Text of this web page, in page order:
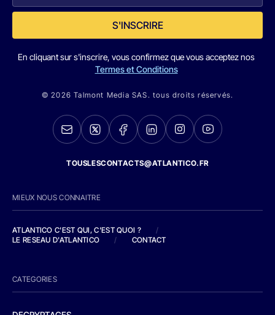
S'INSCRIRE
En cliquant sur s'inscrire, vous confirmez que vous acceptez nos
Termes et Conditions
© 2026 Talmont Media SAS. tous droits réservés.
TOUSLESCONTACTS@ATLANTICO.FR
MIEUX NOUS CONNAITRE
ATLANTICO C'EST QUI, C'EST QUOI ?
/
LE RESEAU D'ATLANTICO
/ CONTACT
CATEGORIES